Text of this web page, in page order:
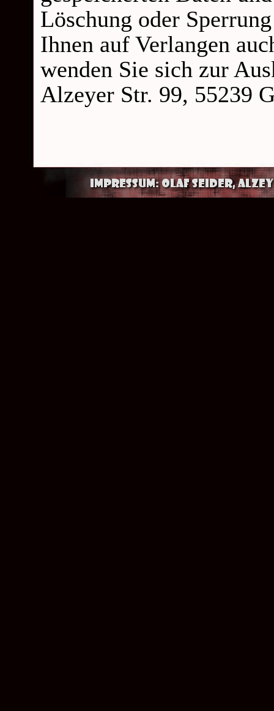
Löschung oder
Ihnen auf Verlangen
wenden Sie sich zur
Alzeyer Str. 99, 55239